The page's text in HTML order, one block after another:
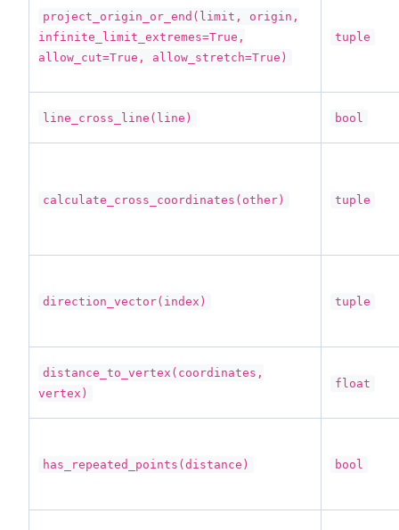
project_origin_or_end(limit, origin,
infinite_limit_extremes=True,
allow_cut=True, allow_stretch=True)
tuple
line_cross_line(line) bool
calculate_cross_coordinates(other) tuple
direction_vector(index) tuple
distance_to_vertex(coordinates,
vertex)
float
has_repeated_points(distance) bool